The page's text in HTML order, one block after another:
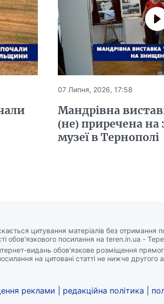
07 Липня, 2026, 17:58
Мандрівна
(не) приречена на
музеї в Тернополі
цитування матеріалів без отримання
обов'язкового посилання на teren.in.ua -
видань обов'язкове розміщення
на цитовані статті не нижче
реклами редакційна політика